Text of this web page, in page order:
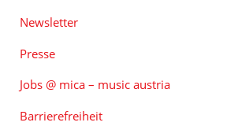
Newsletter
Presse
Jobs @ mica – music austria
Barrierefreiheit